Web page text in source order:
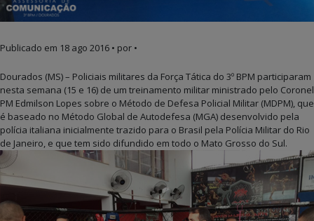
Publicado em 18 ago 2016 • por •
Dourados (MS) – Policiais militares da Força Tática do 3º BPM participaram
nesta semana (15 e 16) de um treinamento militar ministrado pelo Coronel
PM Edmilson Lopes sobre o Método de Defesa Policial Militar (MDPM), que
é baseado no Método Global de Autodefesa (MGA) desenvolvido pela
polícia italiana inicialmente trazido para o Brasil pela Polícia Militar do Rio
de Janeiro, e que tem sido difundido em todo o Mato Grosso do Sul.